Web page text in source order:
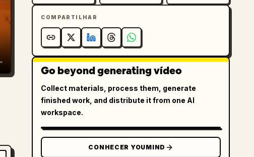
COMPARTILHAR
Go beyond generating vídeo
Collect materials, process them, generate
finished work, and distribute it from one AI
workspace.
CONHECER YOUMIND